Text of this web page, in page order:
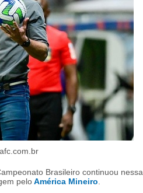
Brasileiro continuou nessa
peloAmérica Mineiro